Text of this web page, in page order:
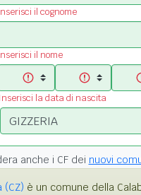
il cognome
il nome
Inserisci la data di nascita
anche i CF dei nuovi
(CZ) è un comune della